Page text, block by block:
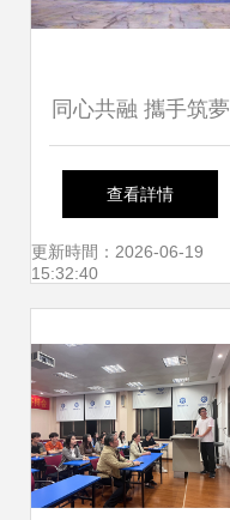
同心共融 攜手筑夢
——第九屆“兩岸同
根 致力為公”系列
川廣安成功舉辦
查看詳情
更新時間：2026-06-19
15:32:40